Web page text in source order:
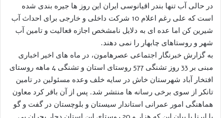
در حالی آب تنها بندر اقیانوسی ایران این روز ها جیره بندی شده
است که علی رغم اعلام 10 شرکت داخلی و خارجی برای احداث آب
شیرین کن اما عده ای به دلایل نامشخص اجازه فعالیت و تامین آب
شهر و روستاهای چابهار را نمی دهند.
به گزارش خبرنگار اجتماعی عصرهامون، در ماه های اخیر اخباری
مبنی بر 33 روز تشنگی 577 روستای استان و تشنگی 4 ماهه روستای
افتخار آباد شهرستان خاش در سایه خلف وعده مسئولین در تامین
تانکر از سوی برخی رسانه ها منتشر شد. پس از آن باقر کرد معاون
هماهنگی امور عمرانی استاندار سیستان و بلوچستان در گفت و گو